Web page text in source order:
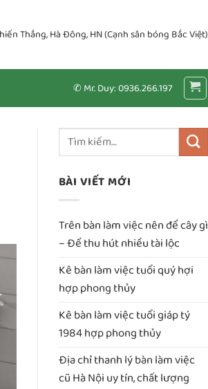
Thắng, Hà Đông, HN (Cạnh sân bóng Bắc Việt)
✆ Mr. Duy: 0936.266.197
BÀI VIẾT MỚI
Trên bàn làm việc nên để cây gì
– Để thu hút nhiều tài lộc
Kê bàn làm việc tuổi quý hợi
hợp phong thủy
Kê bàn làm việc tuổi giáp tý
1984 hợp phong thủy
Địa chỉ thanh lý bàn làm việc
cũ Hà Nội uy tín, chất lượng